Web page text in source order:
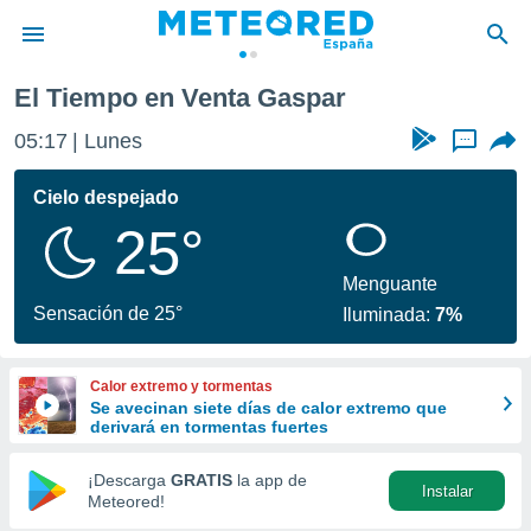
de
por
se
calidad.
a este
las
y
forma
digital
basada
El Tiempo en Venta Gaspar
05:17 Lunes ...
Cielo despejado
25°
Sensación de 25°
Menguante
Iluminada:7%
Calor extremo y tormentas
Se avecinan siete días de calor extremo que
derivará en tormentas fuertes
¡Descarga GRATIS la app de
Meteored!
Instalar